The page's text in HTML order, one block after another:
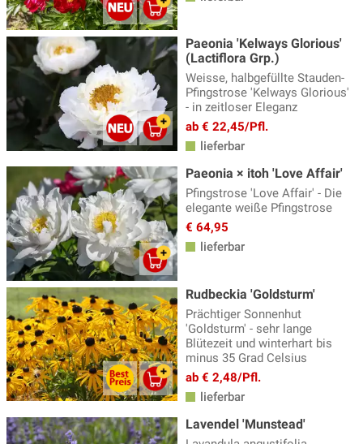
Paeonia 'Kelways Glorious'
(Lactiflora Grp.)
Weisse, halbgefüllte Stauden-
Pfingstrose 'Kelways Glorious'
- in zeitloser Eleganz
ab € 22,45/Pfl.
lieferbar
Paeonia × itoh 'Love Affair'
Pfingstrose 'Love Affair' - Die
elegante weiße Pfingstrose
€ 64,95
lieferbar
Rudbeckia 'Goldsturm'
Prächtiger Sonnenhut
'Goldsturm' - sehr lange
Blütezeit und winterhart bis
minus 35 Grad Celsius
ab € 2,48/Pfl.
lieferbar
Lavendel 'Munstead'